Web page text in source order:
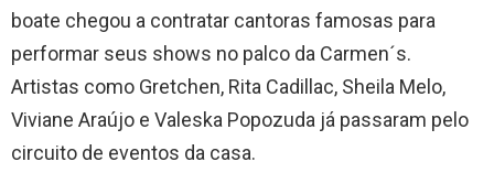
boate chegou a contratar cantoras famosas para
performar seus shows no palco da Carmen´s.
Artistas como Gretchen, Rita Cadillac, Sheila Melo,
Viviane Araújo e Valeska Popozuda já passaram pelo
circuito de eventos da casa.